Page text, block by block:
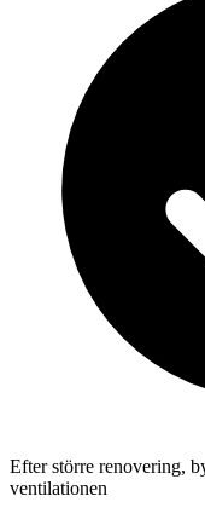
Efter större renovering,
ventilationen